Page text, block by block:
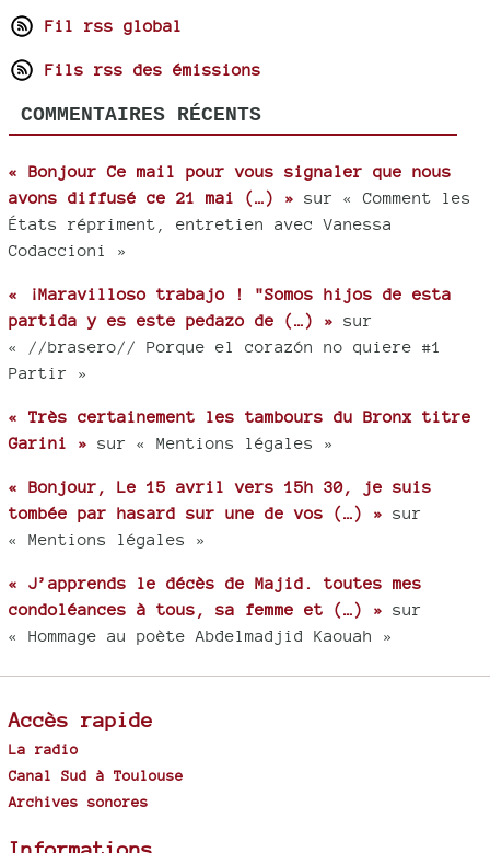
Fil rss global
Fils rss des émissions
COMMENTAIRES RÉCENTS
« Bonjour Ce mail pour vous signaler que nous
avons diffusé ce 21 mai (…) » sur « Comment les
États répriment, entretien avec Vanessa
Codaccioni »
« ¡Maravilloso trabajo ! "Somos hijos de esta
partida y es este pedazo de (…) » sur
« //brasero// Porque el corazón no quiere #1
Partir »
« Très certainement les tambours du Bronx titre
Garini » sur « Mentions légales »
« Bonjour, Le 15 avril vers 15h 30, je suis
tombée par hasard sur une de vos (…) » sur
« Mentions légales »
« J’apprends le décès de Majid. toutes mes
condoléances à tous, sa femme et (…) » sur
« Hommage au poète Abdelmadjid Kaouah »
Accès rapide
La radio
Canal Sud à Toulouse
Archives sonores